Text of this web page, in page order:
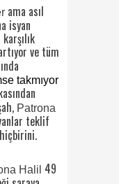
ama asıl
isyan
ve tüm
takmıyor
Patrona
teklif
Halil 49